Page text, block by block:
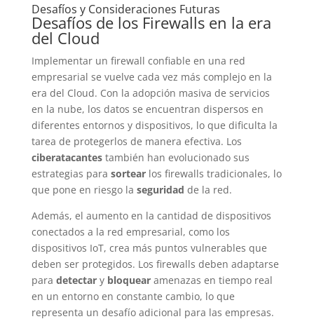
Desafíos y Consideraciones Futuras
Desafíos de los Firewalls en la era
del Cloud
Implementar un firewall confiable en una red
empresarial se vuelve cada vez más complejo en la
era del Cloud. Con la adopción masiva de servicios
en la nube, los datos se encuentran dispersos en
diferentes entornos y dispositivos, lo que dificulta la
tarea de protegerlos de manera efectiva. Los
ciberatacantestambién han evolucionado sus
estrategias para sortearlos firewalls tradicionales, lo
que pone en riesgo la seguridad de la red.
Además, el aumento en la cantidad de dispositivos
conectados a la red empresarial, como los
dispositivos IoT, crea más puntos vulnerables que
deben ser protegidos. Los firewalls deben adaptarse
para detectary bloquearamenazas en tiempo real
en un entorno en constante cambio, lo que
representa un desafío adicional para las empresas.